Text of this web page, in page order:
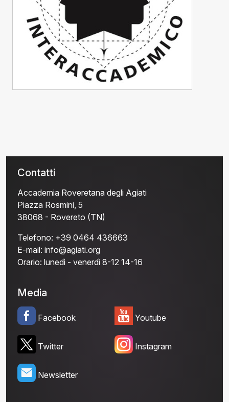
Contatti
Accademia Roveretana degli Agiati
Piazza Rosmini, 5
38068 - Rovereto (TN)
Telefono: +39 0464 436663
E-mail: info@agiati.org
Orario: lunedì - venerdì 8-12 14-16
Media
Facebook
Twitter
Newsletter
Youtube
Instagram